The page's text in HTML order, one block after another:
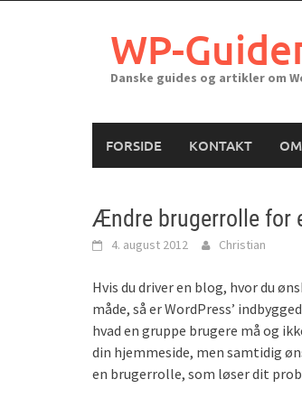
WP-
Danske guides og artikler om
FORSIDE KONTAKT
Ændre brugerrolle for
4. august 2012 Christian
Hvis du driver en blog, hvor du
måde, så er WordPress’
hvad en gruppe brugere må og
din hjemmeside, men samtidig
en brugerrolle, som løser dit